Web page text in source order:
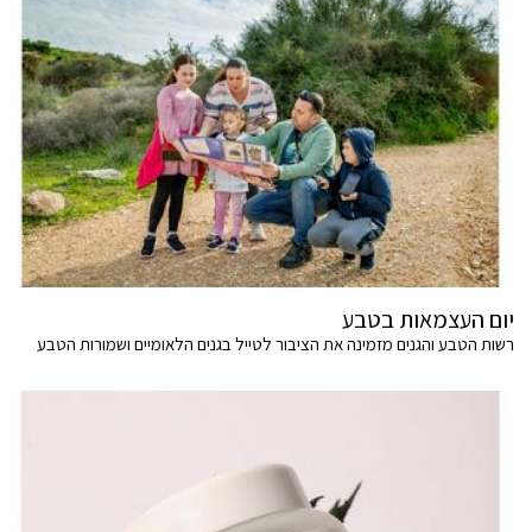
יום העצמאות בטבע
רשות הטבע והגנים מזמינה את הציבור לטייל בגנים הלאומיים ושמורות הטבע